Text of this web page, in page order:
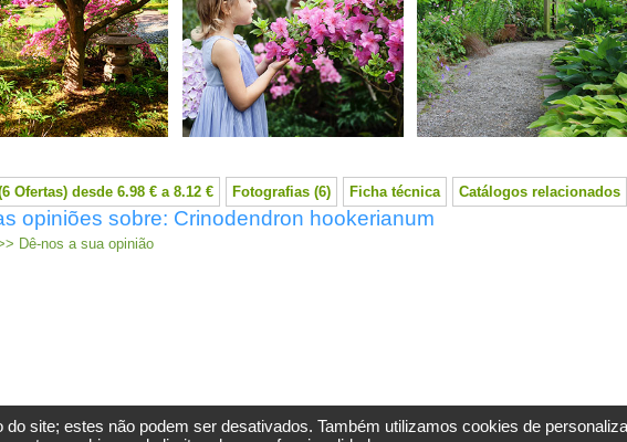
Ofertas) desde 6.98 € a 8.12 € Fotografias (6) Ficha técnica Catálogos relacionados
opiniões sobre: Crinodendron hookerianum
Dê-nos a sua opinião
site; estes não podem ser desativados. Também utilizamos cookies de